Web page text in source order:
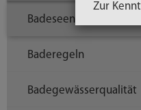
Badeseen, Freizeit &
Baderegeln
Badegewässerqualität
Zur